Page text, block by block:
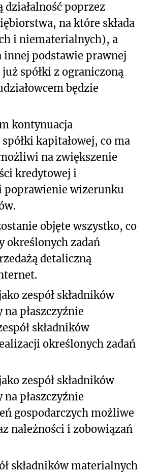
poprzez
na które składa
i niematerialnych), a
innej podstawie prawnej
spółki z ograniczoną
będzie
kontynuacja
kapitałowej, co ma
na zwiększenie
kredytowej i
poprawienie wizerunku
objęte wszystko, co
określonych zadań
detaliczną
zespół składników
płaszczyźnie
składników
określonych zadań
zespół składników
płaszczyźnie
gospodarczych możliwe
należności i zobowiązań
składników materialnych